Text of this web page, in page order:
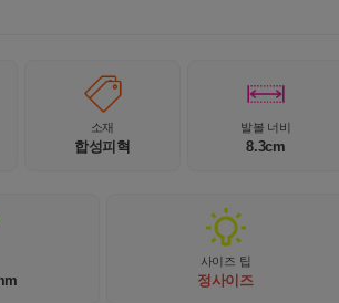
소재
합성피혁
발볼 너비
8.3cm
사이즈 팁
정사이즈